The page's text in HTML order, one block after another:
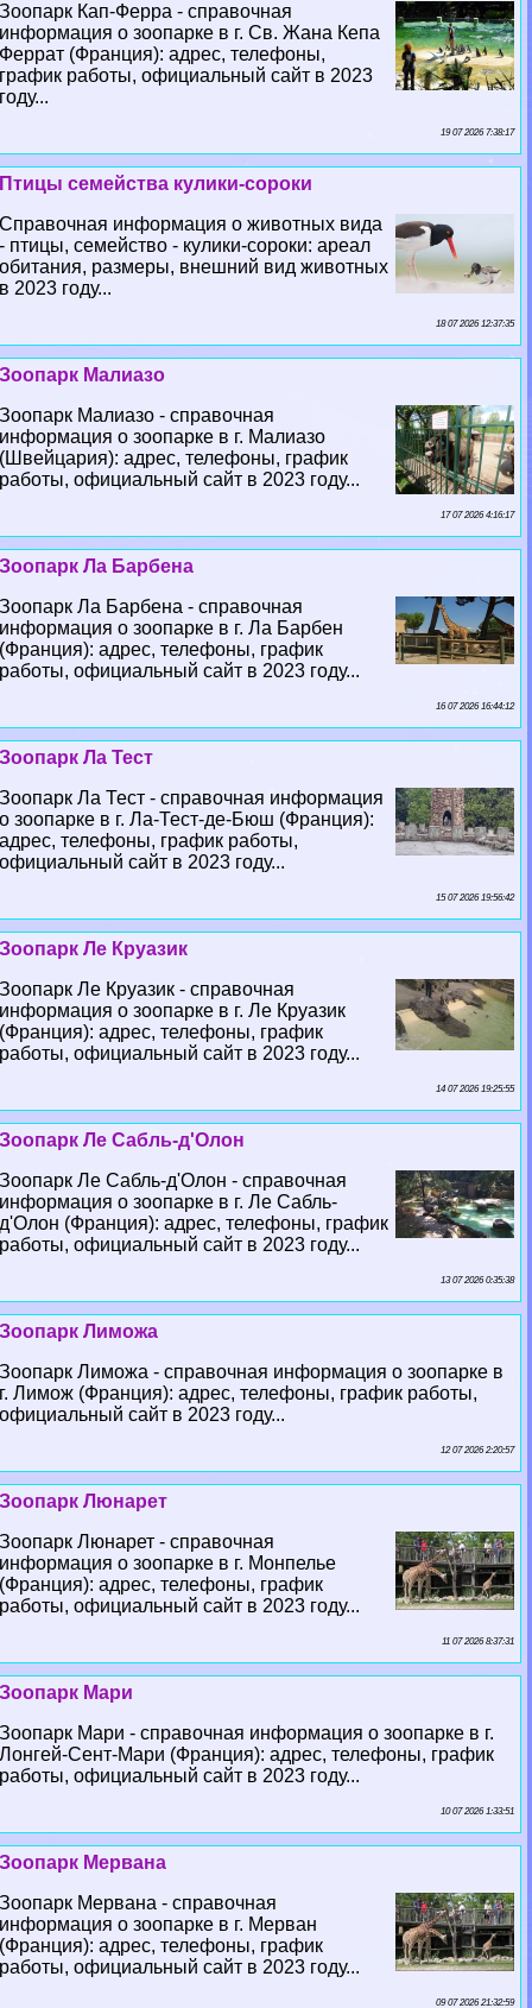
Зоопарк Кап-Ферра - справочная
информация о зоопарке в г. Св. Жана Кепа
Феррат (Франция): адрес, телефоны,
график работы, официальный сайт в 2023
году...
19 07 2026 7:38:17
Птицы семейства кулики-сороки
Справочная информация о животных вида
- птицы, семейство - кулики-сороки: ареал
обитания, размеры, внешний вид животных
в 2023 году...
18 07 2026 12:37:35
Зоопарк Малиазо
Зоопарк Малиазо - справочная
информация о зоопарке в г. Малиазо
(Швейцария): адрес, телефоны, график
работы, официальный сайт в 2023 году...
17 07 2026 4:16:17
Зоопарк Ла Барбена
Зоопарк Ла Барбена - справочная
информация о зоопарке в г. Ла Барбен
(Франция): адрес, телефоны, график
работы, официальный сайт в 2023 году...
16 07 2026 16:44:12
Зоопарк Ла Тест
Зоопарк Ла Тест - справочная информация
о зоопарке в г. Ла-Тест-де-Бюш (Франция):
адрес, телефоны, график работы,
официальный сайт в 2023 году...
15 07 2026 19:56:42
Зоопарк Ле Круазик
Зоопарк Ле Круазик - справочная
информация о зоопарке в г. Ле Круазик
(Франция): адрес, телефоны, график
работы, официальный сайт в 2023 году...
14 07 2026 19:25:55
Зоопарк Ле Сабль-д'Олон
Зоопарк Ле Сабль-д'Олон - справочная
информация о зоопарке в г. Ле Сабль-
д'Олон (Франция): адрес, телефоны, график
работы, официальный сайт в 2023 году...
13 07 2026 0:35:38
Зоопарк Лиможа
Зоопарк Лиможа - справочная информация о зоопарке в
г. Лимож (Франция): адрес, телефоны, график работы,
официальный сайт в 2023 году...
12 07 2026 2:20:57
Зоопарк Люнарет
Зоопарк Люнарет - справочная
информация о зоопарке в г. Монпелье
(Франция): адрес, телефоны, график
работы, официальный сайт в 2023 году...
11 07 2026 8:37:31
Зоопарк Мари
Зоопарк Мари - справочная информация о зоопарке в г.
Лонгeй-Сент-Мари (Франция): адрес, телефоны, график
работы, официальный сайт в 2023 году...
10 07 2026 1:33:51
Зоопарк Мервана
Зоопарк Мервана - справочная
информация о зоопарке в г. Мерван
(Франция): адрес, телефоны, график
работы, официальный сайт в 2023 году...
09 07 2026 21:32:59